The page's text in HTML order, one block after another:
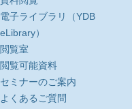
電子ライブラリ（YDB
eLibrary）
閲覧室
閲覧可能資料
セミナーのご案内
よくあるご質問